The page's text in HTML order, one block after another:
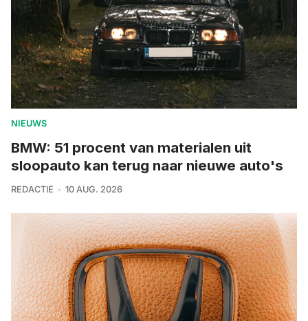
NIEUWS
BMW: 51 procent van materialen uit
sloopauto kan terug naar nieuwe auto's
REDACTIE 10 AUG. 2026